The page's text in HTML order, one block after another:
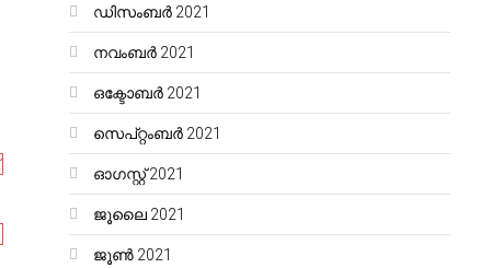
ഡിസംബർ 2021
നവംബർ 2021
ഒക്ടോബർ 2021
സെപ്റ്റംബർ 2021
ഓഗസ്റ്റ്‌ 2021
ജൂലൈ 2021
ജൂൺ 2021